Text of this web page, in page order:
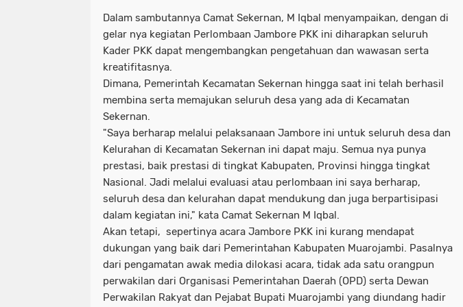
Dalam sambutannya Camat Sekernan, M Iqbal menyampaikan, dengan di
gelar nya kegiatan Perlombaan Jambore PKK ini diharapkan seluruh
Kader PKK dapat mengembangkan pengetahuan dan wawasan serta
kreatifitasnya.
Dimana, Pemerintah Kecamatan Sekernan hingga saat ini telah berhasil
membina serta memajukan seluruh desa yang ada di Kecamatan
Sekernan.
"Saya berharap melalui pelaksanaan Jambore ini untuk seluruh desa dan
Kelurahan di Kecamatan Sekernan ini dapat maju. Semua nya punya
prestasi, baik prestasi di tingkat Kabupaten, Provinsi hingga tingkat
Nasional. Jadi melalui evaluasi atau perlombaan ini saya berharap,
seluruh desa dan kelurahan dapat mendukung dan juga berpartisipasi
dalam kegiatan ini," kata Camat Sekernan M Iqbal.
Akan tetapi, sepertinya acara Jambore PKK ini kurang mendapat
dukungan yang baik dari Pemerintahan Kabupaten Muarojambi. Pasalnya
dari pengamatan awak media dilokasi acara, tidak ada satu orangpun
perwakilan dari Organisasi Pemerintahan Daerah (OPD) serta Dewan
Perwakilan Rakyat dan Pejabat Bupati Muarojambi yang diundang hadir